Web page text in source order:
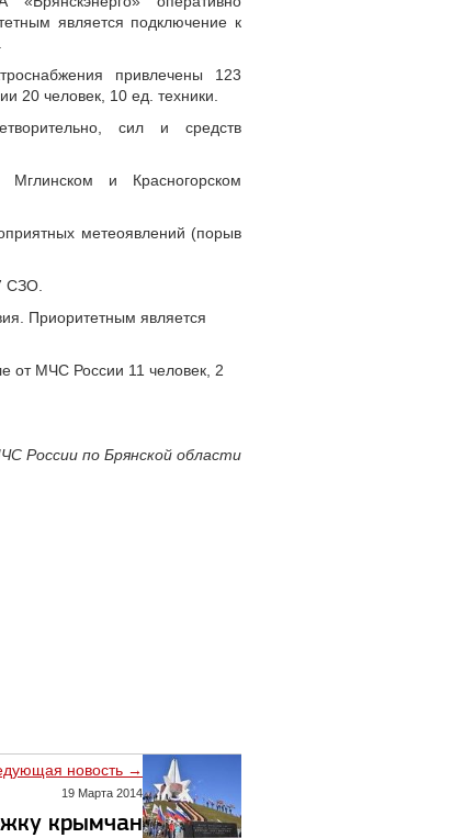
является подключение к
привлечены 123
20 человек, 10 ед. техники.
сил и средств
Мглинском и Красногорском
метеоявлений (порыв
СЗО.
Приоритетным является
от МЧС России 11 человек, 2
России по Брянской области
новость →
19 Марта 2014
крымчан